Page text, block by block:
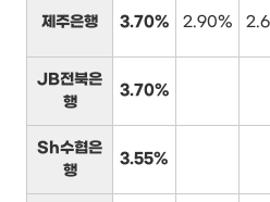
제주은행 3.70% 2.90%
JB전북은
행
3.70%
Sh수협은
행
3.55%